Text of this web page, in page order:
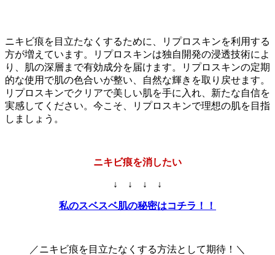
ニキビ痕を目立たなくするために、リプロスキンを利用する
方が増えています。リプロスキンは独自開発の浸透技術によ
り、肌の深層まで有効成分を届けます。リプロスキンの定期
的な使用で肌の色合いが整い、自然な輝きを取り戻せます。
リプロスキンでクリアで美しい肌を手に入れ、新たな自信を
実感してください。今こそ、リプロスキンで理想の肌を目指
しましょう。
ニキビ痕を消したい
↓ ↓ ↓ ↓
私のスベスベ肌の秘密はコチラ！！
／ニキビ痕を目立たなくする方法として期待！＼